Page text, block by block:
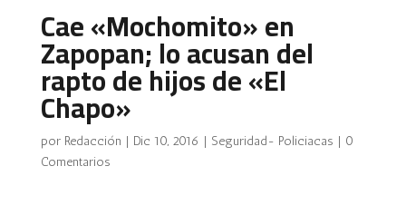
Cae «Mochomito» en
Zapopan; lo acusan del
rapto de hijos de «El
Chapo»
por Redacción | Dic 10, 2016 | Seguridad- Policiacas | 0
Comentarios